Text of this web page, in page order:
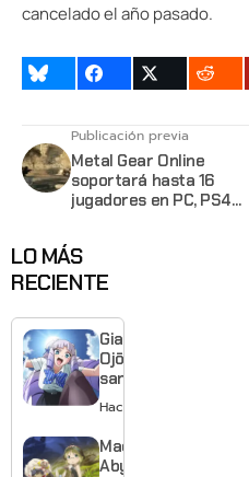
cancelado el año pasado.
Publicación previa
Metal Gear Online
soportará hasta 16
jugadores en PC, PS4
LO MÁS
RECIENTE
Giant
Ojō-
sama
revela
visual y
confirma
estreno
Hace 1 día
Made in
Abyss: